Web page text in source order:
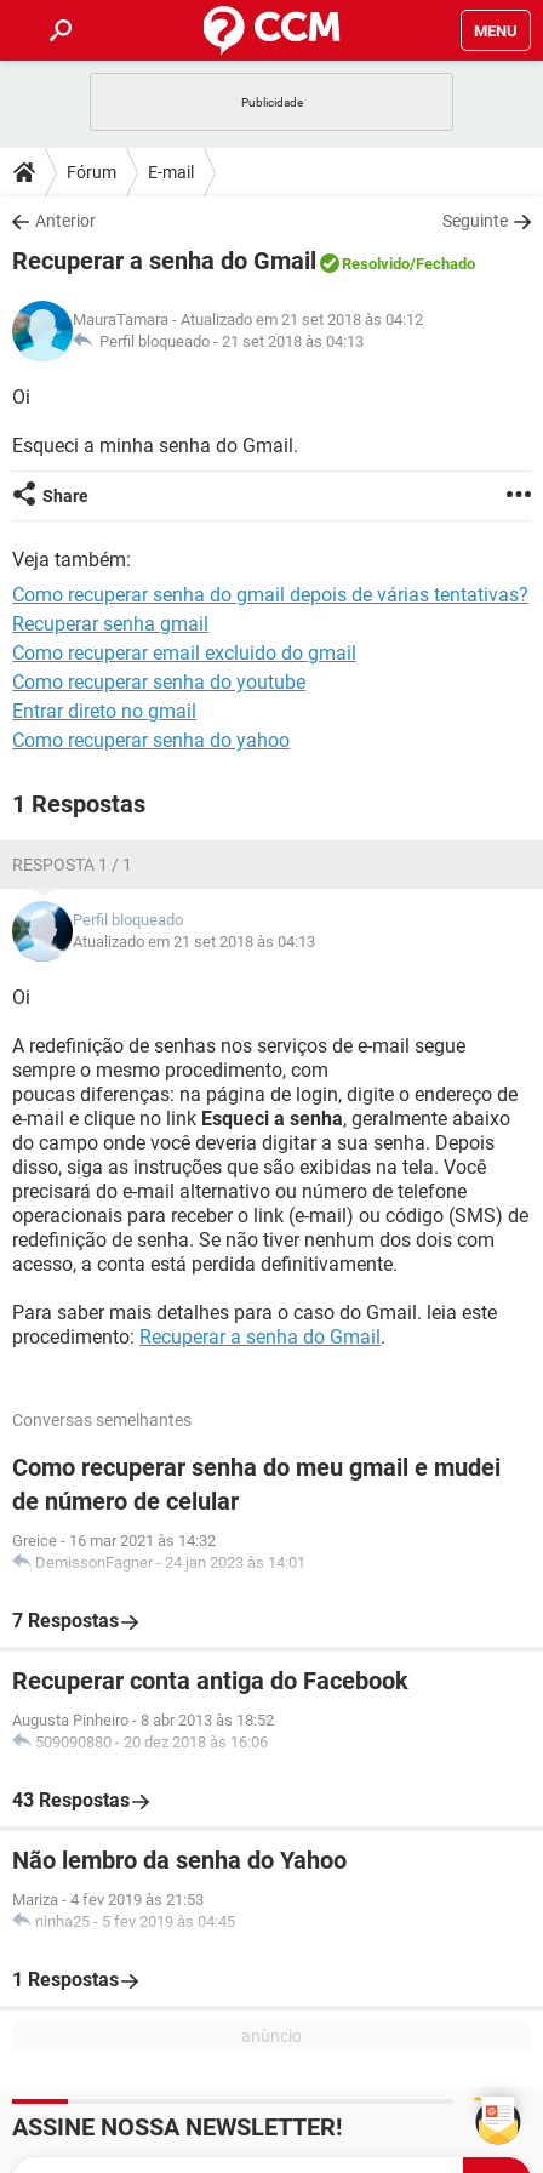
MENU
CELULAR
OUTLOOK
INSTAGRAM GMAIL
GUIA DE COMPRAS
DICAS
JOGOS
INSTAGRAM GMAIL
GUIA DE COMPRAS
DOWNLOADS
JOGOS WHATSAPP
CELULAR
OUTLOOK EXCEL
INSTAGRAM
FÓRUM
JOGOS WHATSAPP
CELULAR
OUTLOOK
INSTAGRAM GMAIL
GUIA DE COMPRAS
GLOSSÁRIO
JOGOS
INSTAGRAM
GUIA DE COMPRAS
Fórum E-mail
Anterior Seguinte
Recuperar a senha do Gmail Resolvido/Fechado
MauraTamara - Atualizado em 21 set 2018 às 04:12
Perfil bloqueado - 21 set 2018 às 04:13
Oi
Esqueci a minha senha do Gmail.
Share
Veja também:
Como recuperar senha do gmail depois de várias tentativas?
Recuperar senha gmail
Como recuperar email excluido do gmail
Como recuperar senha do youtube
Entrar direto no gmail
Como recuperar senha do yahoo
1 Respostas
RESPOSTA 1 / 1
Perfil bloqueado
Atualizado em 21 set 2018 às 04:13
Oi
A redefinição de senhas nos serviços de e-mail segue
sempre o mesmo procedimento, com
poucas diferenças: na página de login, digite o endereço de
e-mail e clique no link Esqueci a senha, geralmente abaixo
do campo onde você deveria digitar a sua senha. Depois
disso, siga as instruções que são exibidas na tela. Você
precisará do e-mail alternativo ou número de telefone
operacionais para receber o link (e-mail) ou código (SMS) de
redefinição de senha. Se não tiver nenhum dos dois com
acesso, a conta está perdida definitivamente.
Para saber mais detalhes para o caso do Gmail. leia este
procedimento: Recuperar a senha do Gmail.
Conversas semelhantes
Como recuperar senha do meu gmail e mudei
de número de celular
Greice - 16 mar 2021 às 14:32
DemissonFagner - 24 jan 2023 às 14:01
7 Respostas
Recuperar conta antiga do Facebook
Augusta Pinheiro - 8 abr 2013 às 18:52
509090880 - 20 dez 2018 às 16:06
43 Respostas
Não lembro da senha do Yahoo
Mariza - 4 fev 2019 às 21:53
ninha25 - 5 fev 2019 às 04:45
1 Respostas
ASSINE NOSSA NEWSLETTER!